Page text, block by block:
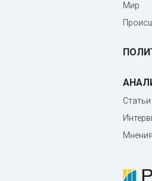
Мир
Статьи
Мнения